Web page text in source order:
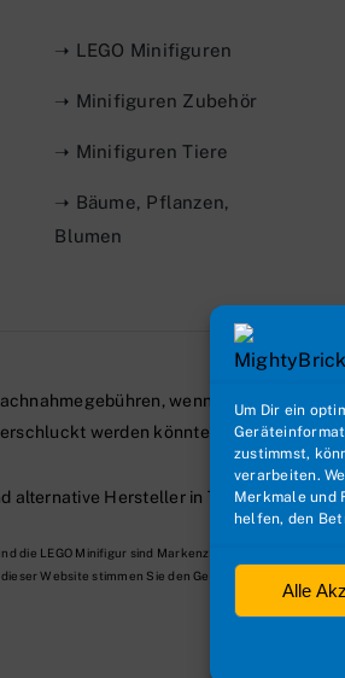
Um Dir ein
zustimmst,
verarbeiten.
Merkmale und
helfen, den
Alle
➝ LEGO Minifiguren
➝ Minifiguren Zubehör
➝ Minifiguren Tiere
➝ Bäume, Pflanzen,
Blumen
wenn nicht anders
werden könnten.
alternative Hersteller in Teltow.| Alle
und die LEGO Minifigur sind Markenzeichen und/oder
Website stimmen Sie den Geschäftsbedingungen